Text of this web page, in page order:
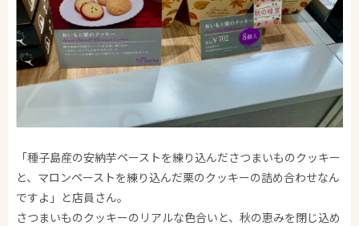
「種子島産の安納芋ペーストを練り込んださつまいものクッキー
と、マロンペーストを練り込んだ栗のクッキーの詰め合わせなん
ですよ」と店員さん。
さつまいものクッキーのリアルな色合いと、秋の恵みを閉じ込め